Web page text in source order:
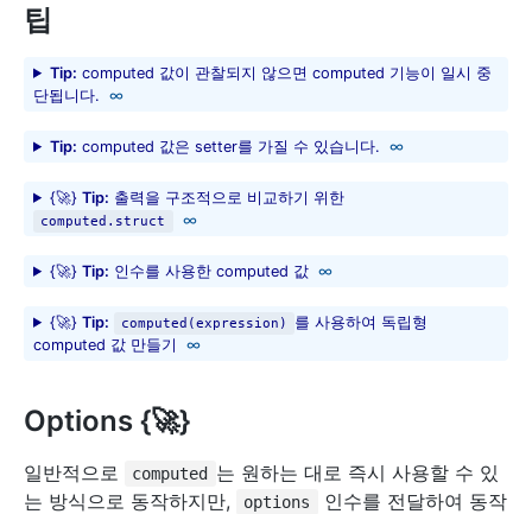
팁
Tip: computed 값이 관찰되지 않으면 computed 기능이 일시 중
단됩니다.
Tip: computed 값은 setter를 가질 수 있습니다.
{🚀} Tip: 출력을 구조적으로 비교하기 위한
computed.struct
{🚀} Tip: 인수를 사용한 computed 값
{🚀} Tip: computed(expression)
를 사용하여 독립형
computed 값 만들기
Options {🚀}
일반적으로 computed
는 원하는 대로 즉시 사용할 수 있
는 방식으로 동작하지만,
options
인수를 전달하여 동작